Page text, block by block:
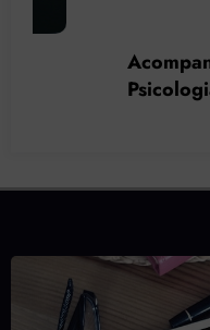
Psicologia: o que